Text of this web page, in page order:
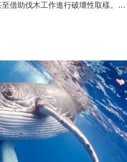
借助伐木工作進行破壞性取樣。
能在樹冠層進行一些實驗及測量，
目，樹冠層的生物資源調查與探
等待我們進一步的研究。全世界超
的針葉樹巨木都聚集在美國西北太平
樹巨木則能見於婆羅洲的原始雨
島，台灣可說是東亞超過70公尺巨
可取代的，尤其是巨木的樹冠層，